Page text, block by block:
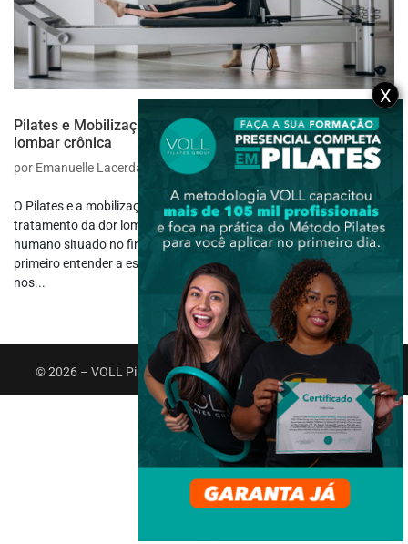
Pilates e Mobilização Miofascial no tratamento da dor
lombar crônica
por Emanuelle Lacerda maio 3, 2021 Terapia Manual
O Pilates e a mobilização fascial podem ser boas alternativas de
tratamento da dor lombar crônica. A lombar é uma parte do dorso
humano situado no final da coluna. Portanto, neste texto, iremos
primeiro entender a estrutura da coluna vertebral, para depois
nos...
© 2026 – VOLL Pilates Group. Todos os direitos reservados.
X